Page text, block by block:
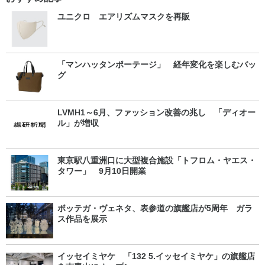
ユニクロ エアリズムマスクを再販
「マンハッタンポーテージ」 経年変化を楽しむバッ
グ
LVMH1～6月、ファッション改善の兆し 「ディオー
ル」が増収
東京駅八重洲口に大型複合施設「トフロム・ヤエス・
タワー」 9月10日開業
ボッテガ・ヴェネタ、表参道の旗艦店が5周年 ガラ
ス作品を展示
イッセイミヤケ 「132 5.イッセイミヤケ」の旗艦店